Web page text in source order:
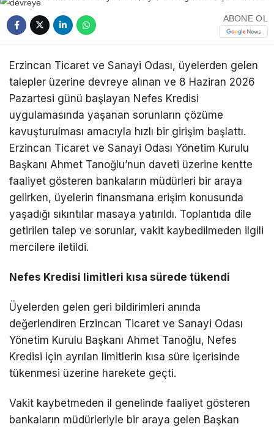
ABONE OL
Erzincan Ticaret ve Sanayi Odası, üyelerden gelen
talepler üzerine devreye alınan ve 8 Haziran 2026
Pazartesi günü başlayan Nefes Kredisi
uygulamasında yaşanan sorunların çözüme
kavuşturulması amacıyla hızlı bir girişim başlattı.
Erzincan Ticaret ve Sanayi Odası Yönetim Kurulu
Başkanı Ahmet Tanoğlu’nun daveti üzerine kentte
faaliyet gösteren bankaların müdürleri bir araya
gelirken, üyelerin finansmana erişim konusunda
yaşadığı sıkıntılar masaya yatırıldı. Toplantıda dile
getirilen talep ve sorunlar, vakit kaybedilmeden ilgili
mercilere iletildi.
Nefes Kredisi limitleri kısa sürede tükendi
Üyelerden gelen geri bildirimleri anında
değerlendiren Erzincan Ticaret ve Sanayi Odası
Yönetim Kurulu Başkanı Ahmet Tanoğlu, Nefes
Kredisi için ayrılan limitlerin kısa süre içerisinde
tükenmesi üzerine harekete geçti.
Vakit kaybetmeden il genelinde faaliyet gösteren
bankaların müdürleriyle bir araya gelen Başkan